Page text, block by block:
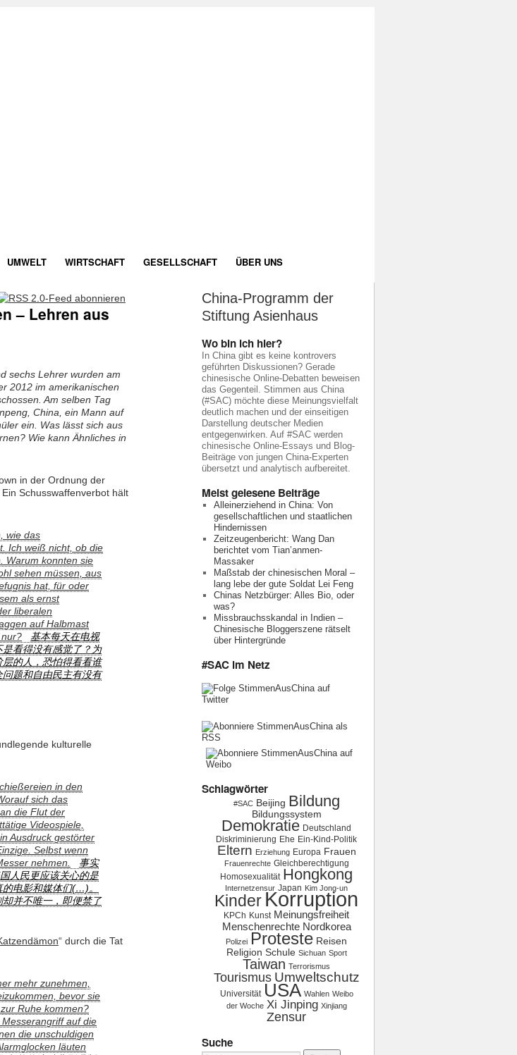
UMWELT WIRTSCHAFT GESELLSCHAFT ÜBER UNS
– Lehren aus
sechs Lehrer wurden am
2012 im amerikanischen
Am selben Tag
China, ein Mann auf
ein. Was lässt sich aus
Wie kann Ähnliches in
in der Ordnung der
Schusswaffenverbot hält
wie das
Ich weiß nicht, ob die
Warum konnten sie
sehen müssen, aus
hat, für oder
als ernst
liberalen
auf Halbmast
基本每天在电视
看得没有感觉了？为
的人，恐怕得看看谁
题和自由民主有没有
kulturelle
in den
sich das
die Flut der
Videospiele,
Ausdruck gestörter
Selbst wenn
nehmen.
事实
人民更应该关心的是
电影和媒体们(…)。
并不唯一，即便禁了
“ durch die Tat
mehr zunehmen,
bevor sie
Ruhe kommen?
auf die
die unschuldigen
läuten
China-Programm der
Stiftung Asienhaus
Wo bin ich hier?
In China gibt es keine kontrovers
geführten Diskussionen? Gerade
chinesische Online-Debatten beweisen
das Gegenteil. Stimmen aus China
(#SAC) möchte diese Meinungsvielfalt
deutlich machen und der einseitigen
Darstellung deutscher Medien
entgegenwirken. Auf #SAC werden
chinesische Online-Essays und Blog-
Beiträge von jungen China-Experten
übersetzt und analytisch aufbereitet.
Meist gelesene Beiträge
Alleinerziehend in China: Von
gesellschaftlichen und staatlichen
Hindernissen
Zeitzeugenbericht: Wang Dan
berichtet vom Tian’anmen-
Massaker
Maßstab der chinesischen Moral –
lang lebe der gute Soldat Lei Feng
Chinas Netzbürger: Alles Bio, oder
was?
Missbrauchsskandal in Indien –
Chinesische Bloggerszene rätselt
über Hintergründe
#SAC im Netz
Schlagwörter
#SAC Beijing Bildung
Bildungssystem
Demokratie Deutschland
Diskriminierung Ehe Ein-Kind-Politik
Eltern Erziehung Europa Frauen
Frauenrechte Gleichberechtigung
Homosexualität Hongkong
Internetzensur Japan Kim Jong-un
KinderKorruption
KPCh Kunst Meinungsfreiheit
Menschenrechte Nordkorea
Polizei Proteste Reisen
Religion Schule Sichuan Sport
Taiwan Terrorismus
Tourismus Umweltschutz
Universität USA Wahlen Weibo
der Woche Xi Jinping Xinjiang
Zensur
Suche